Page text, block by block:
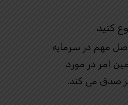
کنید
مهم در سرمایه
امر در مورد